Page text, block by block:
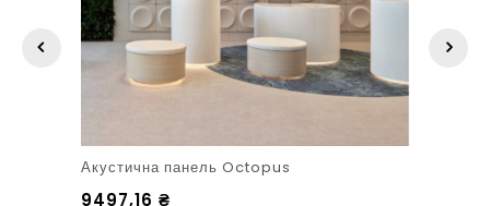
Акустична панель Octopus
9497,16 ₴